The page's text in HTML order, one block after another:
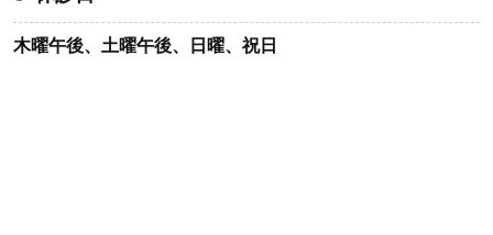
木曜午後、土曜午後、日曜、祝日